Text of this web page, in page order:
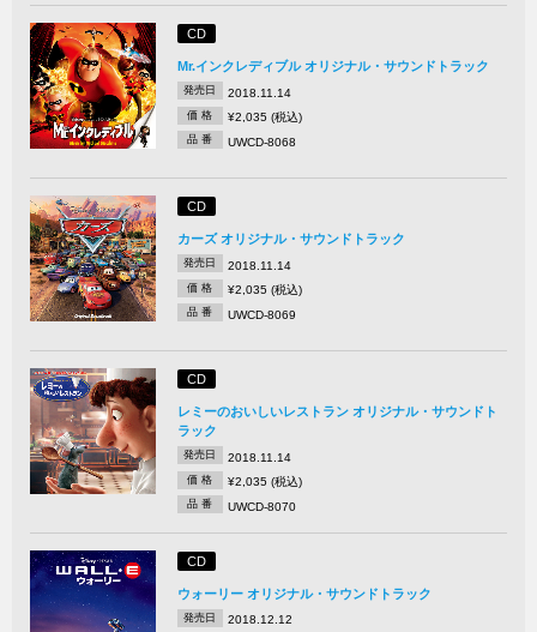
CD
Mr.インクレディブル オリジナル・サウンドトラック
発売日 2018.11.14
価 格 ¥2,035 (税込)
品 番 UWCD-8068
CD
カーズ オリジナル・サウンドトラック
発売日 2018.11.14
価 格 ¥2,035 (税込)
品 番 UWCD-8069
CD
レミーのおいしいレストラン オリジナル・サウンドト
ラック
発売日 2018.11.14
価 格 ¥2,035 (税込)
品 番 UWCD-8070
CD
ウォーリー オリジナル・サウンドトラック
発売日 2018.12.12